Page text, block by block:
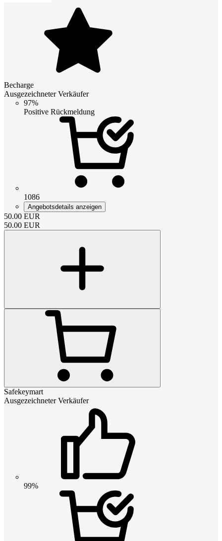
Becharge
Ausgezeichneter Verkäufer
97%
Positive Rückmeldung
1086
Angebotsdetails anzeigen
50.00 EUR
50.00 EUR
Safekeymart
Ausgezeichneter Verkäufer
99%